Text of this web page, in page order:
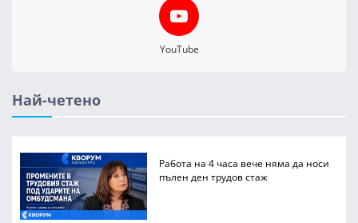
YouTube
Най-четено
Работа на 4 часа вече няма да носи
пълен ден трудов стаж